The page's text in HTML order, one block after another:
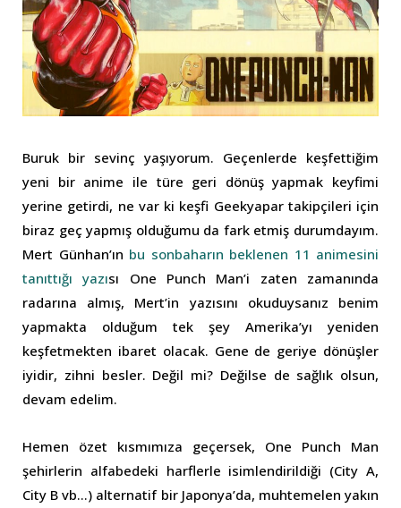
Buruk bir sevinç yaşıyorum. Geçenlerde keşfettiğim
yeni bir anime ile türe geri dönüş yapmak keyfimi
yerine getirdi, ne var ki keşfi Geekyapar takipçileri için
biraz geç yapmış olduğumu da fark etmiş durumdayım.
Mert Günhan’ın bu sonbaharın beklenen 11 animesini
tanıttığı yazısı One Punch Man’i zaten zamanında
radarına almış, Mert’in yazısını okuduysanız benim
yapmakta olduğum tek şey Amerika’yı yeniden
keşfetmekten ibaret olacak. Gene de geriye dönüşler
iyidir, zihni besler. Değil mi? Değilse de sağlık olsun,
devam edelim.
Hemen özet kısmımıza geçersek, One Punch Man
şehirlerin alfabedeki harflerle isimlendirildiği (City A,
City B vb…) alternatif bir Japonya’da, muhtemelen yakın